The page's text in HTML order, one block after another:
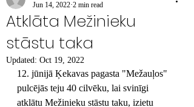
Atklāta Mežinieku
stāstu taka
Jun 14, 2022 2 min read
Updated: Oct 19, 2022
12. jūnijā Ķekavas pagasta "Mežauļos"
pulcējās teju 40 cilvēku, lai svinīgi
atklātu Mežinieku stāstu taku, izietu